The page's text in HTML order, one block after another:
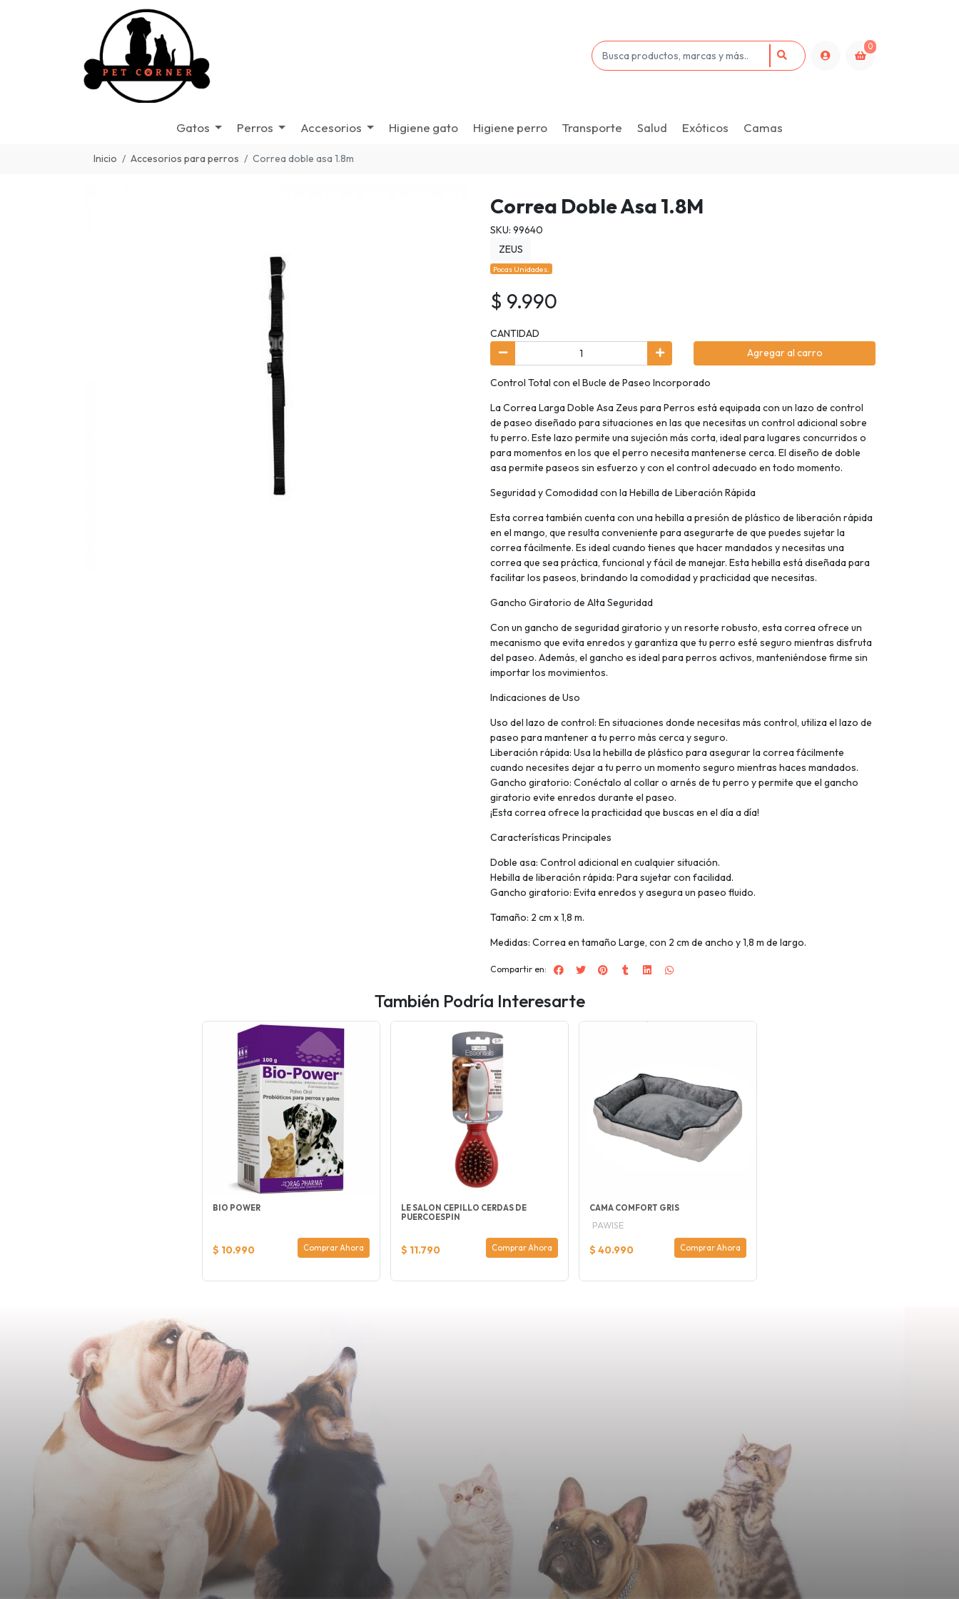
0
Gatos Perros Accesorios Higiene gato Higiene perro Transporte Salud Exóticos Camas
Inicio Accesorios para perros Correa doble asa 1.8m
Correa Doble Asa 1.8M
SKU: 99640
ZEUS
Pocas Unidades.
$ 9.990
CANTIDAD
Agregar al carro
Control Total con el Bucle de Paseo Incorporado
La Correa Larga Doble Asa Zeus para Perros está equipada con un lazo de control
de paseo diseñado para situaciones en las que necesitas un control adicional sobre
tu perro. Este lazo permite una sujeción más corta, ideal para lugares concurridos o
para momentos en los que el perro necesita mantenerse cerca. El diseño de doble
asa permite paseos sin esfuerzo y con el control adecuado en todo momento.
Seguridad y Comodidad con la Hebilla de Liberación Rápida
Esta correa también cuenta con una hebilla a presión de plástico de liberación rápida
en el mango, que resulta conveniente para asegurarte de que puedes sujetar la
correa fácilmente. Es ideal cuando tienes que hacer mandados y necesitas una
correa que sea práctica, funcional y fácil de manejar. Esta hebilla está diseñada para
facilitar los paseos, brindando la comodidad y practicidad que necesitas.
Gancho Giratorio de Alta Seguridad
Con un gancho de seguridad giratorio y un resorte robusto, esta correa ofrece un
mecanismo que evita enredos y garantiza que tu perro esté seguro mientras disfruta
del paseo. Además, el gancho es ideal para perros activos, manteniéndose firme sin
importar los movimientos.
Indicaciones de Uso
Uso del lazo de control: En situaciones donde necesitas más control, utiliza el lazo de
paseo para mantener a tu perro más cerca y seguro.
Liberación rápida: Usa la hebilla de plástico para asegurar la correa fácilmente
cuando necesites dejar a tu perro un momento seguro mientras haces mandados.
Gancho giratorio: Conéctalo al collar o arnés de tu perro y permite que el gancho
giratorio evite enredos durante el paseo.
¡Esta correa ofrece la practicidad que buscas en el día a día!
Características Principales
Doble asa: Control adicional en cualquier situación.
Hebilla de liberación rápida: Para sujetar con facilidad.
Gancho giratorio: Evita enredos y asegura un paseo fluido.
Tamaño: 2 cm x 1,8 m.
Medidas: Correa en tamaño Large, con 2 cm de ancho y 1,8 m de largo.
Compartir en:
También Podría Interesarte
BIO POWER
$ 10.990 Comprar Ahora
LE SALON CEPILLO CERDAS DE
PUERCOESPIN
$ 11.790 Comprar Ahora
CAMA COMFORT GRIS
PAWISE
$ 40.990 Comprar Ahora